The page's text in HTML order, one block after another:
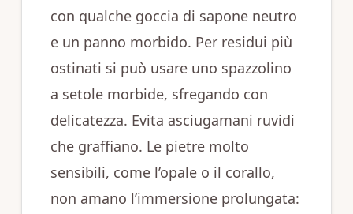
con qualche goccia di sapone neutro
e un panno morbido. Per residui più
ostinati si può usare uno spazzolino
a setole morbide, sfregando con
delicatezza. Evita asciugamani ruvidi
che graffiano. Le pietre molto
sensibili, come l’opale o il corallo,
non amano l’immersione prolungata: